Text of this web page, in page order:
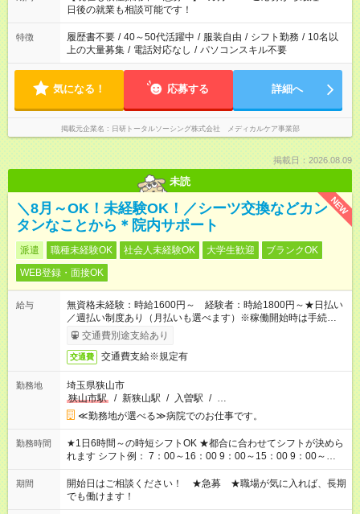
の方へ 今ご覧のお仕事で希望する勤務時間と、もう1つのお仕事
の勤務時間。 合計で週40時間を超える場合は応募できません。
日後の就業も相談可能です！
特徴 履歴書不要 / 40～50代活躍中 / 服装自由 / シフト勤務 / 10名以
上の大量募集 / 電話対応なし / パソコンスキル不要
気になる！ 応募する 詳細へ
掲載元企業名 日研トータルソーシング株式会社 メディカルケア事業部
掲載日：2026.08.09
未読
NEW
＼8月～OK！未経験OK！／シーツ交換などカン
タンなことから＊院内サポート
派遣 職種未経験OK 社会人未経験OK 大学生歓迎
ブランクOK
WEB登録・面接OK
給与
無資格未経験：時給1600円～ 経験者：時給1800円～★日払い
／週払い制度あり（月払いも選べます）※稼働開始時は手続き完
了次第のお支払いとなります。
交通費別途支給あり
交通費 交通費支給※規定有
勤務地
埼玉県狭山市
狭山市駅
/ 新狭山駅 / 入曽駅 / …
≪勤務地が選べる≫病院でのお仕事です。
勤務時間
★1日6時間～の時短シフトOK ★都合に合わせてシフトが決めら
れます シフト例： 7：00～16：00 9：00～15：00 9：00～
18：00 11：00～20：00 など ※Wワークの場合、他のお仕事と
合わせ週40時間超の就業はご案内できません ※法令に基づき、
週20時間以上勤務は社会保険への加入対象となります ※労働者
派遣法（日雇い派遣の原則禁止）により、短時間・短期間の就
期間
開始日はご相談ください！ ★急募 ★職場が気に入れば、長期
でも働けます！